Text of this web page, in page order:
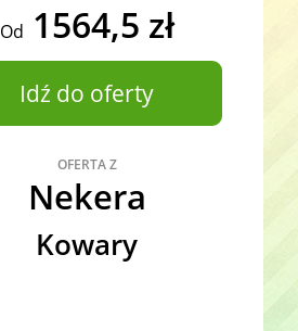
Od 1564,5 zł
Idź do oferty
OFERTA Z
Nekera
Kowary